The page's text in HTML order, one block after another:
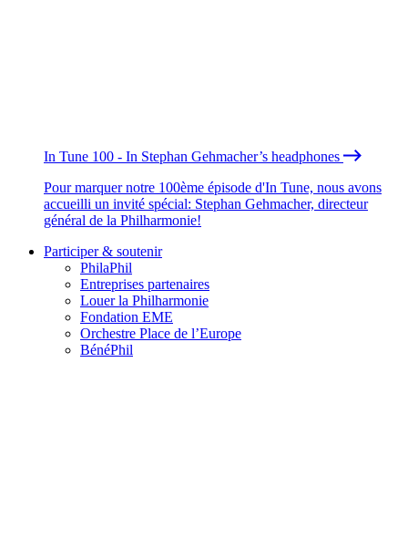
In Tune 100 - In Stephan Gehmacher’s headphones
Pour marquer notre 100ème épisode d'In Tune, nous avons
accueilli un invité spécial: Stephan Gehmacher, directeur
général de la Philharmonie!
Participer & soutenir
PhilaPhil
Entreprises partenaires
Louer la Philharmonie
Fondation EME
Orchestre Place de l’Europe
BénéPhil